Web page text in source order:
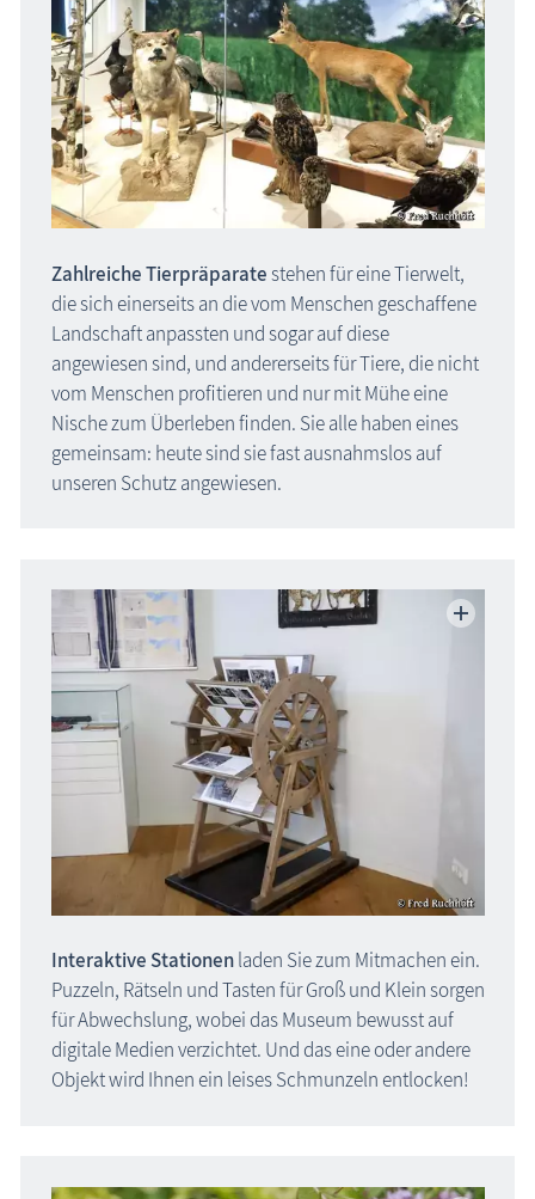
Naturzentren, Nationalparks
Parkanlagen & Gärten
Promenaden
Schlösser & Burgen
Seebrücken, Molen
Sehenswertes »Dies und Das«
Steinkreise
Strandpromenaden, Flaniermeilen
Windmühlen, Mühlen
Zoo & Tierpark
ehemalige Sehenswürdigkeiten
Traditionelles
Veranstaltungen
Blog
Zahlreiche Tierpräparatestehen für eine Tierwelt,
die sich einerseits an die vom Menschen geschaffene
Landschaft anpassten und sogar auf diese
angewiesen sind, und andererseits für Tiere, die nicht
vom Menschen profitieren und nur mit Mühe eine
Nische zum Überleben finden. Sie alle haben eines
gemeinsam: heute sind sie fast ausnahmslos auf
unseren Schutz angewiesen.
Interaktive Stationenladen Sie zum Mitmachen ein.
Puzzeln, Rätseln und Tasten für Groß und Klein sorgen
für Abwechslung, wobei das Museum bewusst auf
digitale Medien verzichtet. Und das eine oder andere
Objekt wird Ihnen ein leises Schmunzeln entlocken!